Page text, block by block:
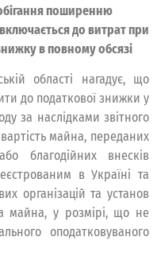
поширенню
до витрат при
в повному обсязі
області нагадує, що
до податкової знижки у
за наслідками звітного
майна, переданих
благодійних внесків
в Україні та
організацій та установ
майна, у розмірі, що не
оподатковуваного